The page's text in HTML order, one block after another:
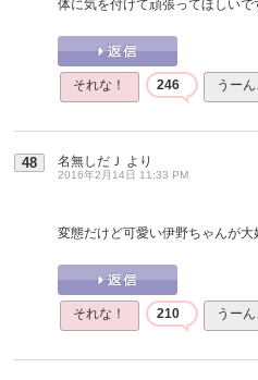
体に気を付けて頑張ってほしいで
それな！ 246 うーん
48 名無しだＪ より
2016年2月14日 11:33 PM
変態だけど可愛い伊野ちゃんが
それな！ 210 うーん